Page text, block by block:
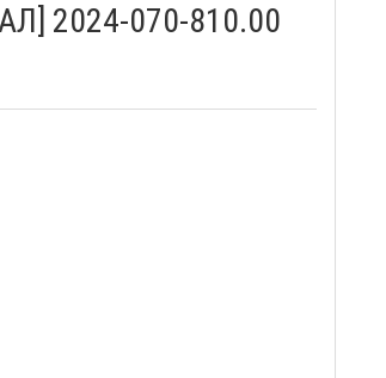
2024-070-810.00